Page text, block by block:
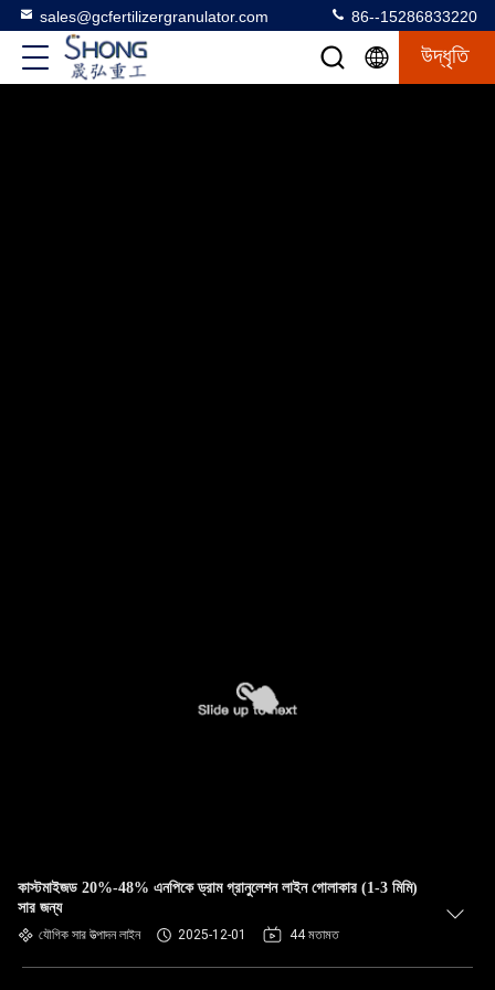
sales@gcfertilizergranulator.com 86--15286833220
উদ্ধৃতি
কাস্টমাইজড 20%-48% এনপিকে ড্রাম গ্রানুলেশন লাইন গোলাকার (1-3 মিমি)
সার জন্য
যৌগিক সার উত্পাদন লাইন 2025-12-01 44 মতামত